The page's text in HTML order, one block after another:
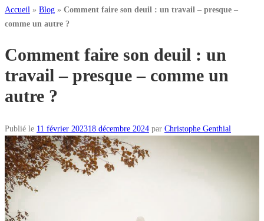
Accueil » Blog » Comment faire son deuil : un travail – presque –
comme un autre ?
Comment faire son deuil : un
travail – presque – comme un
autre ?
Publié le 11 février 202318 décembre 2024 par Christophe Genthial